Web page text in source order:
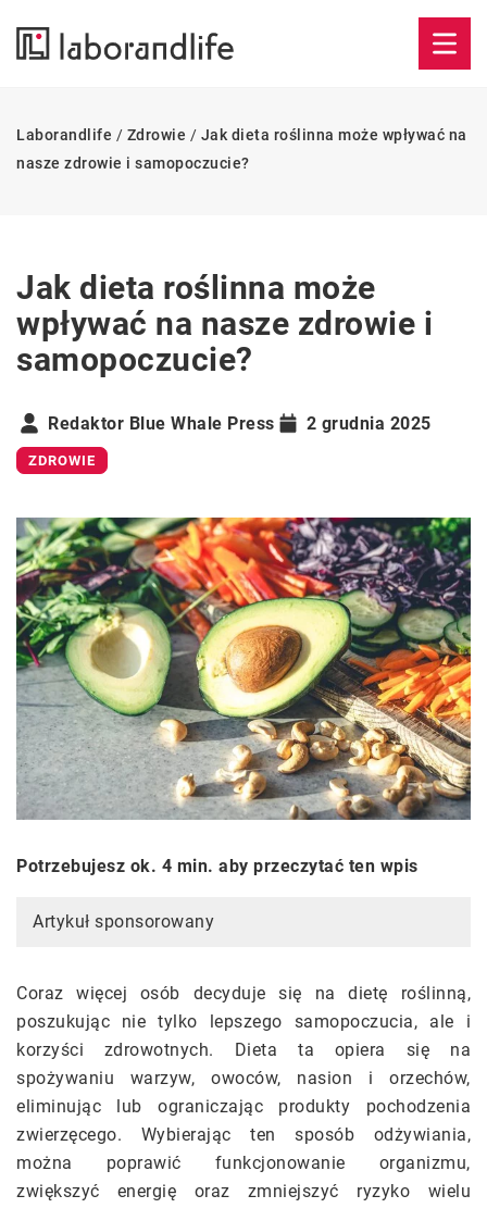
Laborandlife / Zdrowie / Jak dieta roślinna może wpływać na
nasze zdrowie i samopoczucie?
Jak dieta roślinna może
wpływać na nasze zdrowie i
samopoczucie?
Redaktor Blue Whale Press 2 grudnia 2025
ZDROWIE
Potrzebujesz ok. 4 min. aby przeczytać ten wpis
Artykuł sponsorowany
Coraz więcej osób decyduje się na dietę roślinną,
poszukując nie tylko lepszego samopoczucia, ale i
korzyści zdrowotnych. Dieta ta opiera się na
spożywaniu warzyw, owoców, nasion i orzechów,
eliminując lub ograniczając produkty pochodzenia
zwierzęcego. Wybierając ten sposób odżywiania,
można poprawić funkcjonowanie organizmu,
zwiększyć energię oraz zmniejszyć ryzyko wielu